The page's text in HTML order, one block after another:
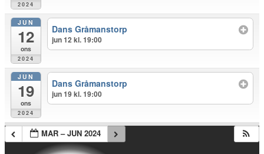
2024
JUN
12
ons
2024
Dans Gråmanstorp
jun 12 kl. 19:00
JUN
19
ons
2024
Dans Gråmanstorp
jun 19 kl. 19:00
MAR – JUN 2024